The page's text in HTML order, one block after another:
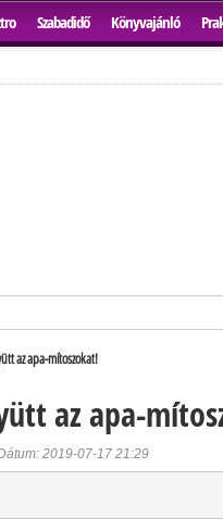
Szabadidő Könyvajánló
az apa-mítoszokat!
az apa-
2019-07-17 21:29